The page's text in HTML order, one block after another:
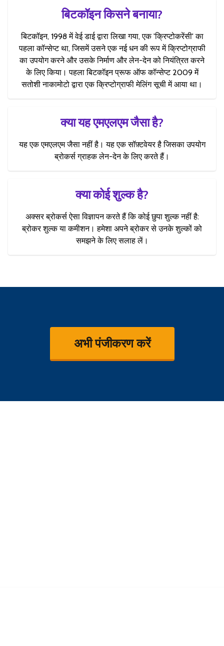
बिटकॉइन किसने बनाया?
बिटकॉइन, 1998 में वेई डाई द्वारा लिखा गया, एक 'क्रिप्टोकरेंसी' का
पहला कॉन्सेप्ट था, जिसमें उसने एक नई धन की रूप में क्रिप्टोग्राफी
का उपयोग करने और उसके निर्माण और लेन-देन को नियंत्रित करने
के लिए किया। पहला बिटकॉइन प्रूफ ऑफ कॉन्सेप्ट 2009 में
सतोशी नाकामोटो द्वारा एक क्रिप्टोग्राफी मेलिंग सूची में आया था।
क्या यह एमएलएम जैसा है?
यह एक एमएलएम जैसा नहीं है। यह एक सॉफ़्टवेयर है जिसका उपयोग
ब्रोकर्स ग्राहक लेन-देन के लिए करते हैं।
क्या कोई शुल्क है?
अक्सर ब्रोकर्स ऐसा विज्ञापन करते हैं कि कोई छुपा शुल्क नहीं है:
ब्रोकर शुल्क या कमीशन। हमेशा अपने ब्रोकर से उनके शुल्कों को
समझने के लिए सलाह लें।
अभी पंजीकरण करें